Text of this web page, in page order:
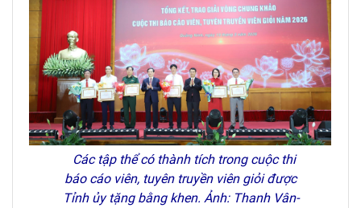
Các tập thể có thành tích trong cuộc thi
báo cáo viên, tuyên truyền viên giỏi được
Tỉnh ủy tặng bằng khen. Ảnh: Thanh Vân-